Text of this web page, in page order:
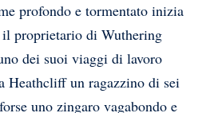
profondo e tormentato inizia
proprietario di Wuthering
dei suoi viaggi di lavoro
Heathcliff un ragazzino di sei
uno zingaro vagabondo e